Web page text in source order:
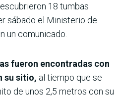
18 tumbas
sábado el Ministerio de
un comunicado.
fueron encontradas con
su sitio, al tiempo que se
de unos 2,5 metros con su